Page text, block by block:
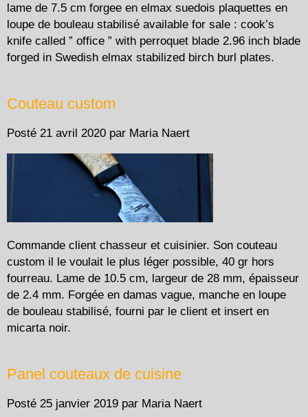
lame de 7.5 cm forgee en elmax suedois plaquettes en
loupe de bouleau stabilisé available for sale : cook’s
knife called ” office ” with perroquet blade 2.96 inch blade
forged in Swedish elmax stabilized birch burl plates.
Couteau custom
Posté 21 avril 2020 par Maria Naert
Commande client chasseur et cuisinier. Son couteau
custom il le voulait le plus léger possible, 40 gr hors
fourreau. Lame de 10.5 cm, largeur de 28 mm, épaisseur
de 2.4 mm. Forgée en damas vague, manche en loupe
de bouleau stabilisé, fourni par le client et insert en
micarta noir.
Panel couteaux de cuisine
Posté 25 janvier 2019 par Maria Naert